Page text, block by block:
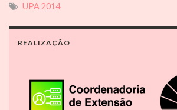
UPA 2014
REALIZAÇÃO